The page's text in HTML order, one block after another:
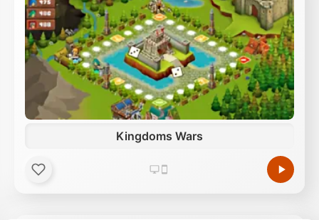
Kingdoms Wars